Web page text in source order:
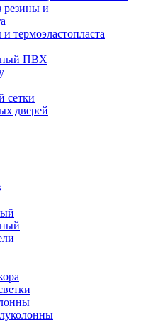
резины и
термоэластопласта
ПВХ
сетки
дверей